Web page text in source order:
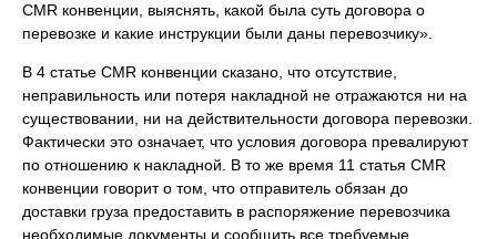
CMR конвенции, выяснять, какой была суть договора о
перевозке и какие инструкции были даны перевозчику».
В 4 статье CMR конвенции сказано, что отсутствие,
неправильность или потеря накладной не отражаются ни на
существовании, ни на действительности договора перевозки.
Фактически это означает, что условия договора превалируют
по отношению к накладной. В то же время 11 статья CMR
конвенции говорит о том, что отправитель обязан до
доставки груза предоставить в распоряжение перевозчика
необходимые документы и сообщить все требуемые